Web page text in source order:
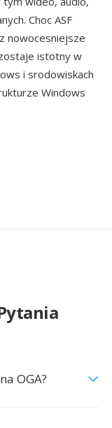
Choc ASF
nowocesniejsze
istotny w
i srodowiskach
Windows
OGA?